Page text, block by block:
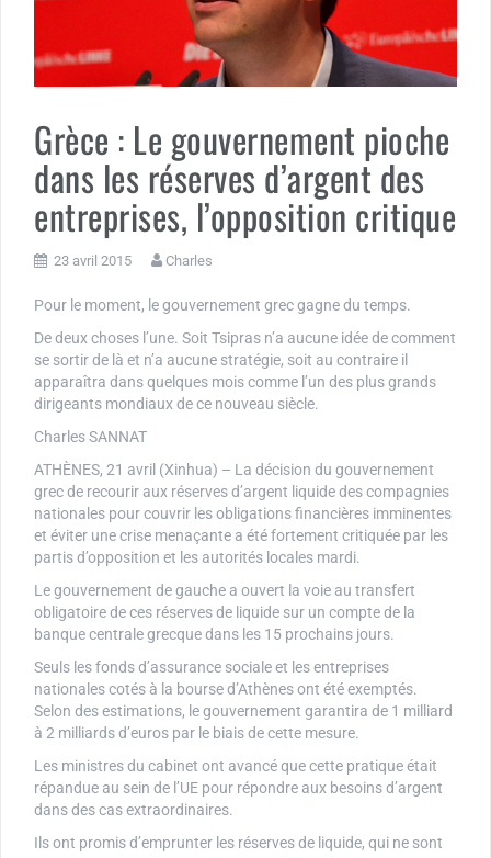
Grèce : Le gouvernement pioche
dans les réserves d’argent des
entreprises, l’opposition critique
23 avril 2015 Charles
Pour le moment, le gouvernement grec gagne du temps.
De deux choses l’une. Soit Tsipras n’a aucune idée de comment
se sortir de là et n’a aucune stratégie, soit au contraire il
apparaîtra dans quelques mois comme l’un des plus grands
dirigeants mondiaux de ce nouveau siècle.
Charles SANNAT
ATHÈNES, 21 avril (Xinhua) – La décision du gouvernement
grec de recourir aux réserves d’argent liquide des compagnies
nationales pour couvrir les obligations financières imminentes
et éviter une crise menaçante a été fortement critiquée par les
partis d’opposition et les autorités locales mardi.
Le gouvernement de gauche a ouvert la voie au transfert
obligatoire de ces réserves de liquide sur un compte de la
banque centrale grecque dans les 15 prochains jours.
Seuls les fonds d’assurance sociale et les entreprises
nationales cotés à la bourse d’Athènes ont été exemptés.
Selon des estimations, le gouvernement garantira de 1 milliard
à 2 milliards d’euros par le biais de cette mesure.
Les ministres du cabinet ont avancé que cette pratique était
répandue au sein de l’UE pour répondre aux besoins d’argent
dans des cas extraordinaires.
Ils ont promis d’emprunter les réserves de liquide, qui ne sont